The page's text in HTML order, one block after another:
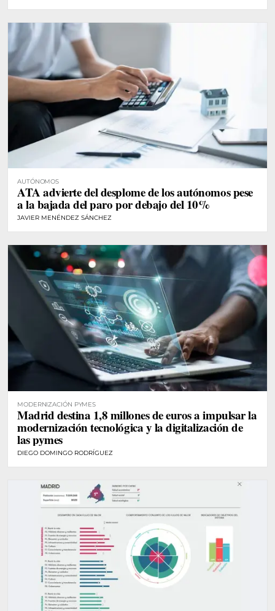
AUTÓNOMOS
ATA advierte del desplome de los autónomos pese
a la bajada del paro por debajo del 10%
JAVIER MENÉNDEZ SÁNCHEZ
MODERNIZACIÓN PYMES
Madrid destina 1,8 millones de euros a impulsar la
modernización tecnológica y la digitalización de
las pymes
DIEGO DOMINGO RODRÍGUEZ